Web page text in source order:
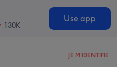
130K
Use app
JE M'IDENTIFIE